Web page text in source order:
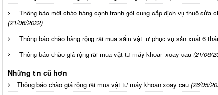
Thông báo mời chào hàng cạnh tranh gói cung cấp dịch vụ thuê sửa
(21/06/2022)
Thông báo chào hàng rộng rãi mua sắm vật tư phục vụ sản xuất 6
Thông báo chào giá rộng rãi mua vật tư máy khoan xoay cầu (21/06/
Những tin cũ hơn
Thông báo chào giá rộng rãi mua vật tư máy khoan xoay cầu (26/05/